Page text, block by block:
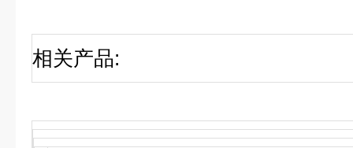
相关产品: